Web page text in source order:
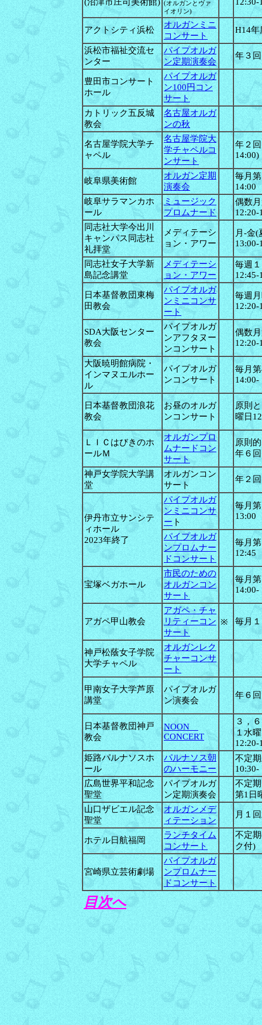
(オルガンとヴァ
イオリン)
アクトシティ浜松
オルガンミニ
コンサート
H14年
浜松市福祉交流セ
ンター
パイプオルガ
ン定期演奏会
年３回
豊田市コンサート
ホール
パイプオルガ
ン100円コン
サート
カトリック五反城
教会
名古屋オルガ
ンの秋
名古屋学院大学チ
ャペル
名古屋学院大
学チャペルコ
ンサート
年２
14:00)
岐阜県美術館
オルガン定期
演奏会
毎月
14:00
岐阜サラマンカホ
ール
ミュージック
プロムナード
偶数
12:20-
同志社大学今出川
キャンパス同志社
礼拝堂
メディテーシ
ョン・アワー
月-金(
13:00-
同志社女子大学新
島記念講堂
メディテーシ
ョン・アワー
毎週
12:45-
日本基督教団東梅
田教会
パイプオルガ
ンミニコンサ
ート
毎週
12:20-
SDA大阪センター
教会
パイプオルガ
ンアフタヌー
ンコンサート
偶数
12:20-
大阪暁明館病院・
インマヌエルホー
ル
パイプオルガ
ンコンサート
毎月
14:00-
日本基督教団浪花
教会
お昼のオルガ
ンコンサート
原則
曜日
ＬＩＣはびきのホ
ールＭ
オルガンプロ
ムナードコン
サート
原則
年６回
神戸女学院大学講
堂
オルガンコン
サート
年２回
伊丹市立サンシテ
ィホール
2023年終了
パイプオルガ
ンミニコンサ
ー ト
毎月
13:00
パイプオルガ
ンプロムナー
ドコンサート
毎月
12:45
宝塚ベガホール
市民のための
オルガンコン
サート
毎月
14:00-
アガペ甲山教会
アガペ・チャ
リティーコン
サート
※ 毎月
神戸松蔭女子学院
大学チャペル
オルガンレク
チャーコンサ
ート
甲南女子大学芦原
講堂
パイプオルガ
ン演奏会
年６回
日本基督教団神戸
教会
NOON
CONCERT
３，
１水
12:20-
姫路パルナソスホ
ール
パルナソス朝
のハーモニー
不定
10:30-
広島世界平和記念
聖堂
パイプオルガ
ン定期演奏会
不定
第1日
山口ザビエル記念
聖堂
オルガンメデ
ィテーション
月１
ホテル日航福岡
ランチタイム
コンサート
不定
ク付)
宮崎県立芸術劇場
パイプオルガ
ンプロムナー
ドコンサート
目次へ